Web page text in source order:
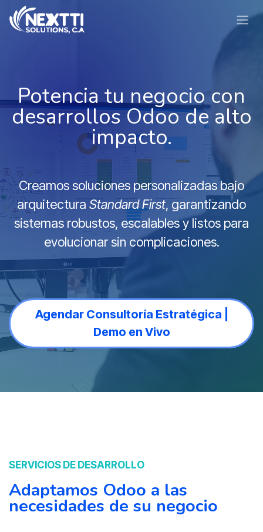
Ir al contenido
Potencia tu negocio con
desarrollos Odoo de alto
impacto.
Creamos soluciones personalizadas bajo
arquitectura Standard First, garantizando
sistemas robustos, escalables y listos para
evolucionar sin complicaciones.
Agendar Consultoría Estratégica |
Demo en Vivo
SERVICIOS DE DESARROLLO
Adaptamos Odoo a las
necesidades de su negocio